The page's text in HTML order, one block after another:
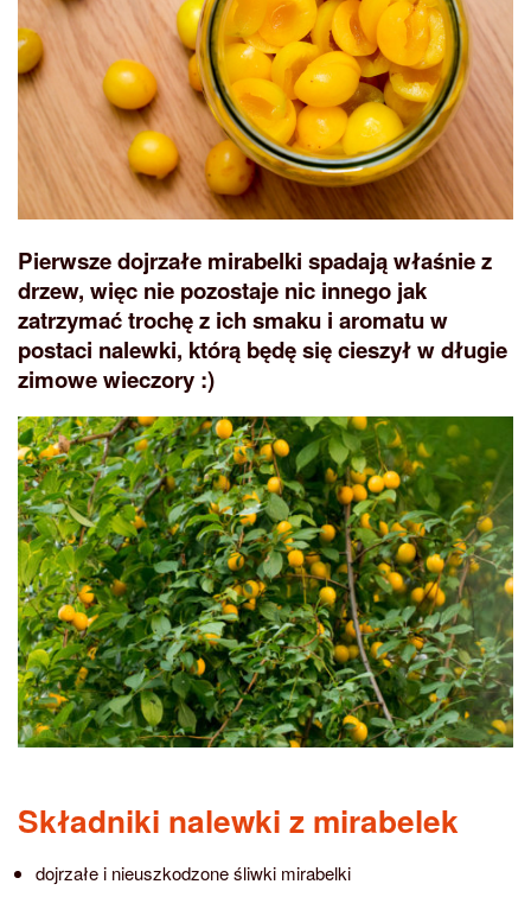
Pierwsze dojrzałe mirabelki spadają właśnie z
drzew, więc nie pozostaje nic innego jak
zatrzymać trochę z ich smaku i aromatu w
postaci nalewki, którą będę się cieszył w długie
zimowe wieczory :)
Składniki nalewki z mirabelek
dojrzałe i nieuszkodzone śliwki mirabelki